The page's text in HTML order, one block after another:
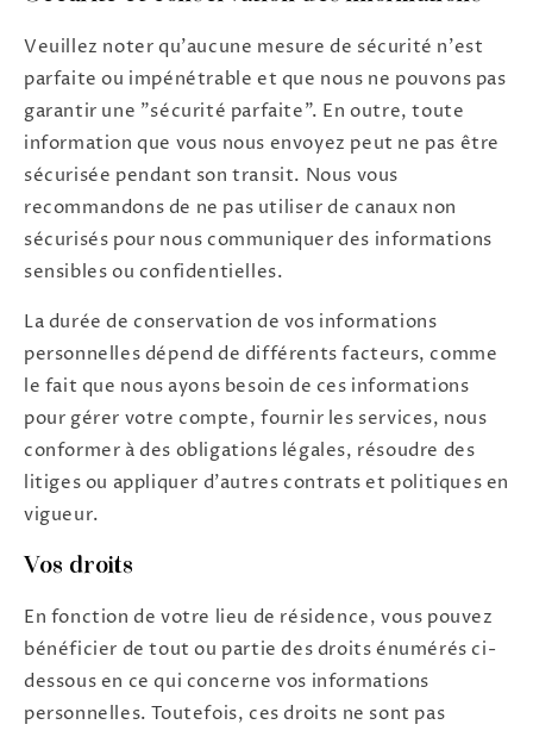
Veuillez noter qu'aucune mesure de sécurité n'est
parfaite ou impénétrable et que nous ne pouvons pas
garantir une "sécurité parfaite". En outre, toute
information que vous nous envoyez peut ne pas être
sécurisée pendant son transit. Nous vous
recommandons de ne pas utiliser de canaux non
sécurisés pour nous communiquer des informations
sensibles ou confidentielles.
La durée de conservation de vos informations
personnelles dépend de différents facteurs, comme
le fait que nous ayons besoin de ces informations
pour gérer votre compte, fournir les services, nous
conformer à des obligations légales, résoudre des
litiges ou appliquer d'autres contrats et politiques en
vigueur.
Vos droits
En fonction de votre lieu de résidence, vous pouvez
bénéficier de tout ou partie des droits énumérés ci-
dessous en ce qui concerne vos informations
personnelles. Toutefois, ces droits ne sont pas